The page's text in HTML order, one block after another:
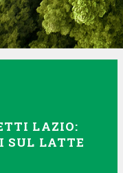
LAZIO:
SUL LATTE